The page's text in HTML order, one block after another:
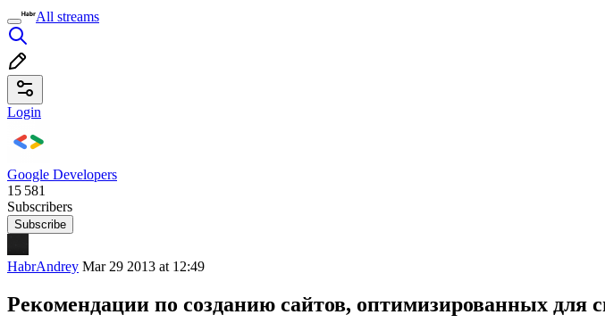
All streams
Login
Google Developers
15 581
Subscribers
Subscribe
HabrAndrey Mar 29 2013 at 12:49
Рекомендации по созданию сайтов, оптимизированных для